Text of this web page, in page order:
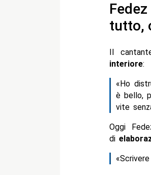
tutto,
Il
interiore:
«Ho
è bello,
vite
Oggi
di